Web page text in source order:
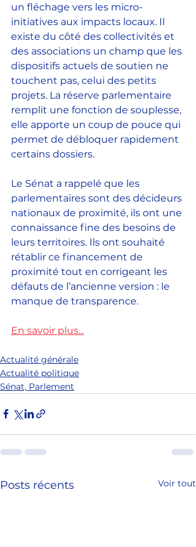
un fléchage vers les micro-
initiatives aux impacts locaux. Il
existe du côté des collectivités et
des associations un champ que les
dispositifs actuels de soutien ne
touchent pas, celui des petits
projets. La réserve parlementaire
remplit une fonction de souplesse,
elle apporte un coup de pouce qui
permet de débloquer rapidement
certains dossiers.
Le Sénat a rappelé que les
parlementaires sont des décideurs
nationaux de proximité, ils ont une
connaissance fine des besoins de
leurs territoires. Ils ont souhaité
rétablir ce financement de
proximité tout en corrigeant les
défauts de l’ancienne version : le
manque de transparence.
En savoir plus...
Actualité générale
Actualité politique
Sénat, Parlement
Posts récents Voir tout